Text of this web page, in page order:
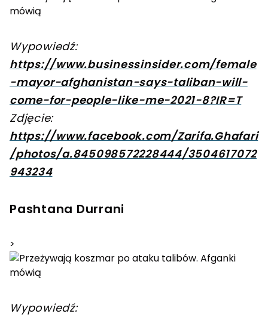
Wypowiedź:
https://www.businessinsider.com/female
-mayor-afghanistan-says-taliban-will-
come-for-people-like-me-2021-8?IR=T
Zdjęcie:
https://www.facebook.com/Zarifa.Ghafari
/photos/a.845098572228444/3504617072
943234
Pashtana Durrani
>
Wypowiedź: